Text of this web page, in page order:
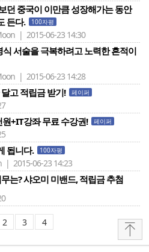
던 중국이 이만큼 성장해가는 동안
든다.
100자평
| 2015-06-23 14:30
서술을 극복하려고 노력한 흔적이
| 2015-06-23 14:28
고 적립금 받기! 페이퍼
+IT강좌 무료 수강권! 페이퍼
됩니다. 100자평
| 2015-06-23 14:23
는? 샤오미 미밴드, 적립금 추첨
2 3 4